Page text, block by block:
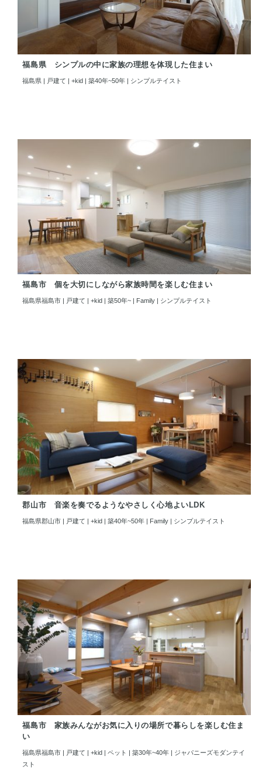
福島県 シンプルの中に家族の理想を体現した住まい
福島県 | 戸建て | +kid | 築40年~50年 | シンプルテイスト
福島市 個を大切にしながら家族時間を楽しむ住まい
福島県福島市 | 戸建て | +kid | 築50年~ | Family | シンプルテイスト
郡山市 音楽を奏でるようなやさしく心地よいLDK
福島県郡山市 | 戸建て | +kid | 築40年~50年 | Family | シンプルテイスト
福島市 家族みんながお気に入りの場所で暮らしを楽しむ住ま
い
福島県福島市 | 戸建て | +kid | ペット | 築30年~40年 | ジャパニーズモダンテイ
スト